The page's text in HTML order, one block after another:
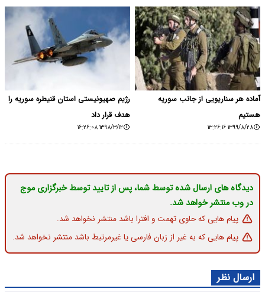
آماده هر سناریویی از جانب سوریه
هستیم
۱۳۹۹/۸/۲۸ ۱۳:۲۶:۱۶
رژیم صهیونیستی استان قنیطره سوریه را
هدف قرار داد
۱۳۹۸/۳/۱۲ ۱۶:۲۶:۰۸
دیدگاه های ارسال شده توسط شما، پس از تایید توسط خبرگزاری موج
در وب منتشر خواهد شد.
پیام هایی که حاوی تهمت و افترا باشد منتشر نخواهد شد.
پیام هایی که به غیر از زبان فارسی یا غیرمرتبط باشد منتشر نخواهد شد.
ارسال نظر